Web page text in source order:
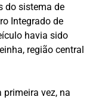
do sistema de
Integrado de
havia sido
região central
vez, na